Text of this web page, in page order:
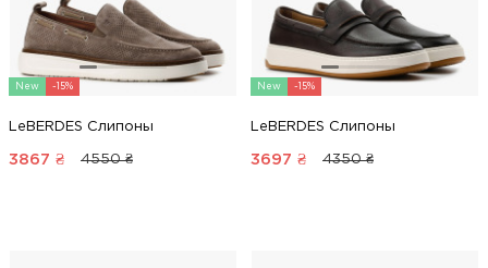
New -15%
LeBERDES Слипоны
3867 ₴ 4550 ₴
New -15%
LeBERDES Слипоны
3697 ₴ 4350 ₴